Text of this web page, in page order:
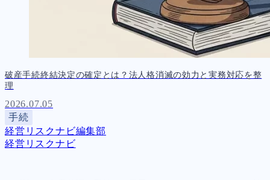
破産手続終結決定の確定とは？法人格消滅の効力と実務対応を整
理
2026.07.05
手続
経営リスクナビ編集部
経営リスクナビ